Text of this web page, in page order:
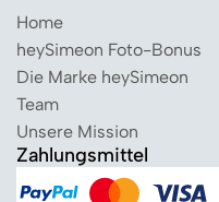
Home
heySimeon Foto-Bonus
Die Marke heySimeon
Team
Unsere Mission
Zahlungsmittel